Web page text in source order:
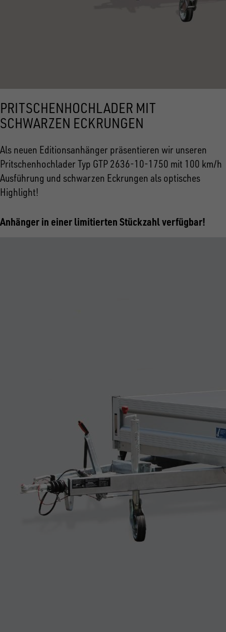
PRITSCHENHOCHLADER MIT
SCHWARZEN ECKRUNGEN
Als neuen Editionsanhänger präsentieren wir unseren
Pritschenhochlader Typ GTP 2636-10-1750 mit 100 km/h
Ausführung und schwarzen Eckrungen als optisches
Highlight!
Anhänger in einer limitierten Stückzahl verfügbar!